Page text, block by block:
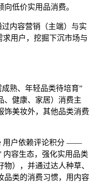
低价实用品消费。
内容营销（主端）与实
用户，挖掘下沉市场与
熟、年轻品类待培育”
、健康、家居）消费主
饰美妆外，其他品类消费
用户依赖评论积分 ——
内容生态，强化实用品类
），并通过达人种草、
品类的消费习惯，用内容